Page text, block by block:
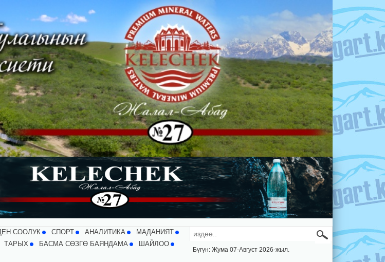
СООЛУК СПОРТ АНАЛИТИКА
МАДАНИЯТ
ТАРЫХ БАСМА СӨЗГӨ БАЯНДАМА
ШАЙЛОО
Бүгүн: Жума 07-Август 2026-жыл.